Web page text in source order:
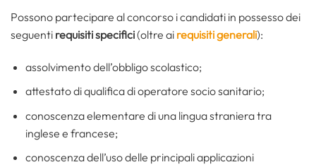
Possono partecipare al concorso i candidati in possesso dei
seguenti requisiti specifici(oltre ai requisiti generali):
assolvimento dell’obbligo scolastico;
attestato di qualifica di operatore socio sanitario;
conoscenza elementare di una lingua straniera tra
inglese e francese;
conoscenza dell’uso delle principali applicazioni